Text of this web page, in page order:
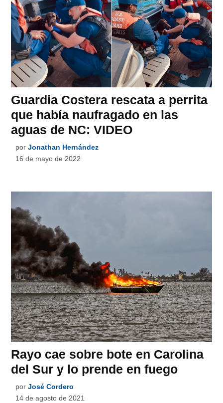
Guardia Costera rescata a perrita
que había naufragado en las
aguas de NC: VIDEO
por Jonathan Hernández
16 de mayo de 2022
Rayo cae sobre bote en Carolina
del Sur y lo prende en fuego
por José Cordero
14 de agosto de 2021